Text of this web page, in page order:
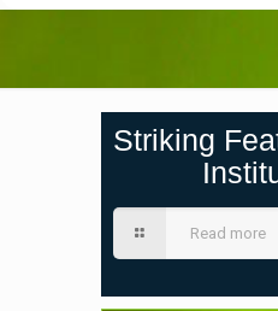
Striking
Read more